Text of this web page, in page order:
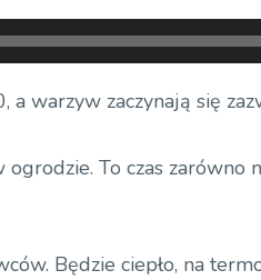
warzyw zaczynają się
To czas
Będzie ciepło, na